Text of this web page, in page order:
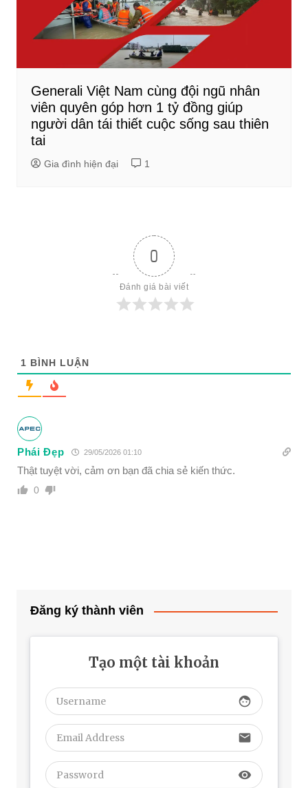
Generali Việt Nam cùng đội ngũ nhân
viên quyên góp hơn 1 tỷ đồng giúp
người dân tái thiết cuộc sống sau thiên
tai
Gia đình hiện đại 1
0
Đánh giá bài viết
1 BÌNH LUẬN
Phái Đẹp 29/05/2026 01:10
Thật tuyệt vời, cảm ơn bạn đã chia sẻ kiến thức.
0
Đăng ký thành viên
Tạo một tài khoản
face
email
visibility